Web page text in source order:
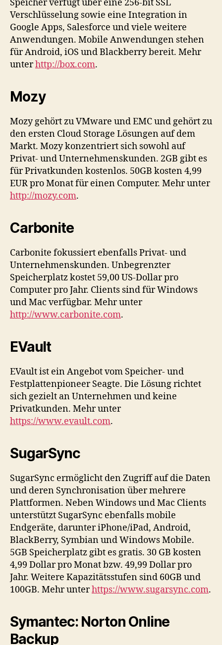
Speicher verfügt über eine 256-bit SSL
Verschlüsselung sowie eine Integration in
Google Apps, Salesforce und viele weitere
Anwendungen. Mobile Anwendungen stehen
für Android, iOS und Blackberry bereit. Mehr
unterhttp://box.com.
Mozy
Mozy gehört zu VMware und EMC und gehört zu
den ersten Cloud Storage Lösungen auf dem
Markt. Mozy konzentriert sich sowohl auf
Privat- und Unternehmenskunden. 2GB gibt es
für Privatkunden kostenlos. 50GB kosten 4,99
EUR pro Monat für einen Computer. Mehr unter
http://mozy.com.
Carbonite
Carbonite fokussiert ebenfalls Privat- und
Unternehmenskunden. Unbegrenzter
Speicherplatz kostet 59,00 US-Dollar pro
Computer pro Jahr. Clients sind für Windows
und Mac verfügbar. Mehr unter
http://www.carbonite.com.
EVault
EVault ist ein Angebot vom Speicher- und
Festplattenpioneer Seagte. Die Lösung richtet
sich gezielt an Unternehmen und keine
Privatkunden. Mehr unter
https://www.evault.com.
SugarSync
SugarSync ermöglicht den Zugriff auf die Daten
und deren Synchronisation über mehrere
Plattformen. Neben Windows und Mac Clients
unterstützt SugarSync ebenfalls mobile
Endgeräte, darunter iPhone/iPad, Android,
BlackBerry, Symbian und Windows Mobile.
5GB Speicherplatz gibt es gratis. 30 GB kosten
4,99 Dollar pro Monat bzw. 49,99 Dollar pro
Jahr. Weitere Kapazitätsstufen sind 60GB und
100GB. Mehr unterhttps://www.sugarsync.com.
Symantec: Norton Online
Backup